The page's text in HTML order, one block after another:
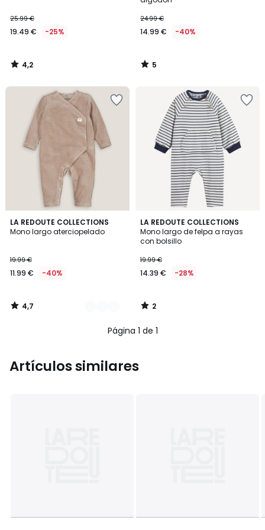
25.99 €
19.49 € -25%
4,2
/
24.99 €
14.99 € -40%
5
/
LA REDOUTE COLLECTIONS
Mono largo aterciopelado
19.99 €
11.99 € -40%
4,7
/ 5
2
Colores
4,7
/
LA REDOUTE COLLECTIONS
Mono largo de felpa a rayas
con bolsillo
19.99 €
14.39 € -28%
2
/
5
2
/
Página 1 de 1
Artículos similares